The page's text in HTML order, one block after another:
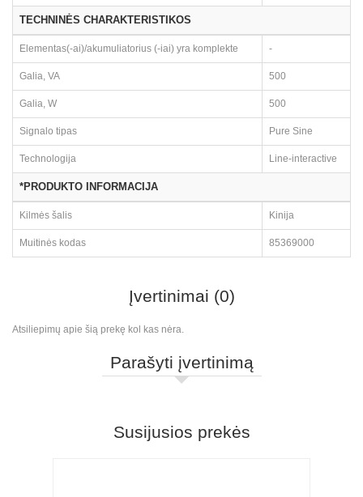
TECHNINĖS CHARAKTERISTIKOS
Elementas(-ai)/akumuliatorius (-iai) yra komplekte -
Galia, VA 500
Galia, W 500
Signalo tipas Pure Sine
Technologija Line-interactive
*PRODUKTO INFORMACIJA
Kilmės šalis Kinija
Muitinės kodas 85369000
Įvertinimai (0)
Atsiliepimų apie šią prekę kol kas nėra.
Parašyti įvertinimą
Susijusios prekės